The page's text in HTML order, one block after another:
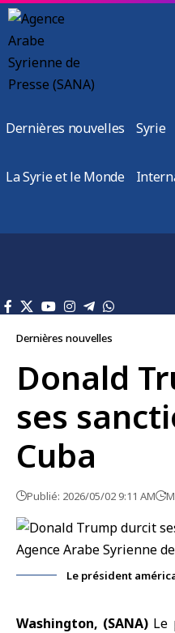
Dernières nouvelles Syrie
La Syrie et le Monde
Dernières nouvelles
Donald
ses
Cuba
Publié: 2026/05/02 9:11 AM
Le président
Washington, (SANA) Le